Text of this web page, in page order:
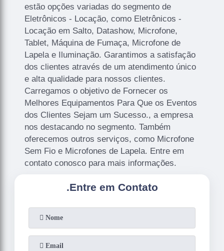
estão opções variadas do segmento de
Eletrônicos - Locação, como Eletrônicos -
Locação em Salto, Datashow, Microfone,
Tablet, Máquina de Fumaça, Microfone de
Lapela e Iluminação. Garantimos a satisfação
dos clientes através de um atendimento único
e alta qualidade para nossos clientes.
Carregamos o objetivo de Fornecer os
Melhores Equipamentos Para Que os Eventos
dos Clientes Sejam um Sucesso., a empresa
nos destacando no segmento. Também
oferecemos outros serviços, como Microfone
Sem Fio e Microfones de Lapela. Entre em
contato conosco para mais informações.
.Entre em Contato